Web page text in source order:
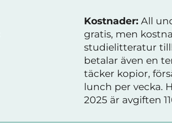
Kostnader: All
gratis, men
studielitteratur
betalar även en
täcker kopior,
lunch per vecka.
2025 är avgiften